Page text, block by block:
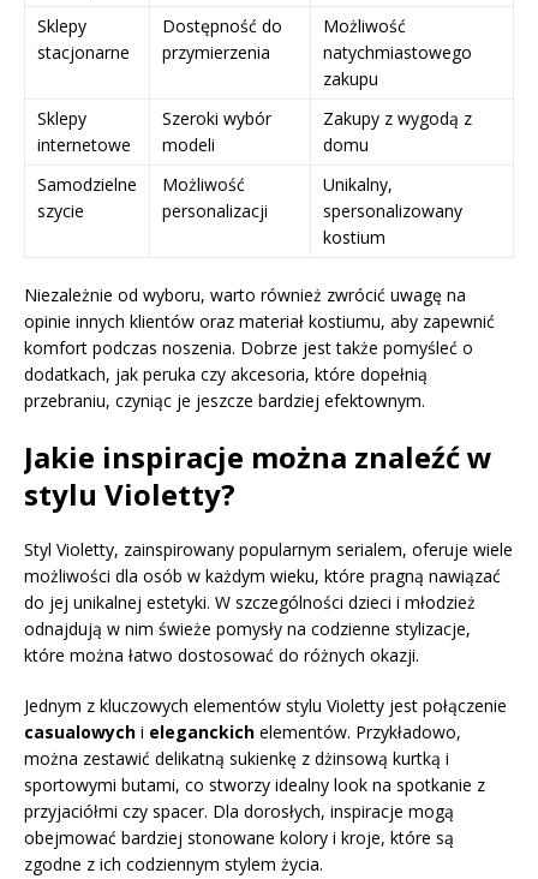
Sklepy
stacjonarne
Dostępność do
przymierzenia
Możliwość
natychmiastowego
zakupu
Sklepy
internetowe
Szeroki wybór
modeli
Zakupy z wygodą z
domu
Samodzielne
szycie
Możliwość
personalizacji
Unikalny,
spersonalizowany
kostium
Niezależnie od wyboru, warto również zwrócić uwagę na
opinie innych klientów oraz materiał kostiumu, aby zapewnić
komfort podczas noszenia. Dobrze jest także pomyśleć o
dodatkach, jak peruka czy akcesoria, które dopełnią
przebraniu, czyniąc je jeszcze bardziej efektownym.
Jakie inspiracje można znaleźć w
stylu Violetty?
Styl Violetty, zainspirowany popularnym serialem, oferuje wiele
możliwości dla osób w każdym wieku, które pragną nawiązać
do jej unikalnej estetyki. W szczególności dzieci i młodzież
odnajdują w nim świeże pomysły na codzienne stylizacje,
które można łatwo dostosować do różnych okazji.
Jednym z kluczowych elementów stylu Violetty jest połączenie
casualowych i eleganckich elementów. Przykładowo,
można zestawić delikatną sukienkę z dżinsową kurtką i
sportowymi butami, co stworzy idealny look na spotkanie z
przyjaciółmi czy spacer. Dla dorosłych, inspiracje mogą
obejmować bardziej stonowane kolory i kroje, które są
zgodne z ich codziennym stylem życia.